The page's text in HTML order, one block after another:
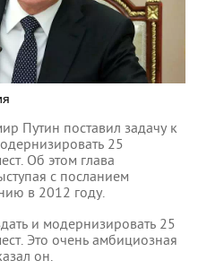
Путин поставил задачу к
25
Об этом глава
с посланием
в 2012 году.
и модернизировать 25
Это очень амбициозная
он.